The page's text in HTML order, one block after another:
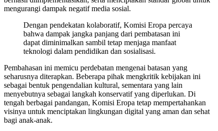
mengurangi dampak negatif media sosial.
Dengan pendekatan kolaboratif, Komisi Eropa percaya
bahwa dampak jangka panjang dari pembatasan ini
dapat diminimalkan sambil tetap menjaga manfaat
teknologi dalam pendidikan dan sosialisasi.
Pembahasan ini memicu perdebatan mengenai batasan yang
seharusnya diterapkan. Beberapa pihak mengkritik kebijakan ini
sebagai bentuk pengendalian kultural, sementara yang lain
menyebutnya sebagai langkah konservatif yang diperlukan. Di
tengah berbagai pandangan, Komisi Eropa tetap mempertahankan
visinya untuk menciptakan lingkungan digital yang aman dan sehat
bagi anak-anak.